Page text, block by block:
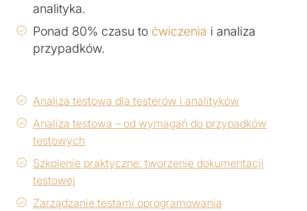
analityka.
Ponad 80% czasu to ćwiczenia i analiza
przypadków.
Analiza testowa dla testerów i analityków
Analiza testowa – od wymagań do przypadków
testowych
Szkolenie praktyczne: tworzenie dokumentacji
testowej
Zarządzanie testami oprogramowania